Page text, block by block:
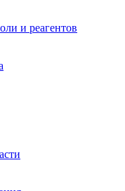
и реагентов